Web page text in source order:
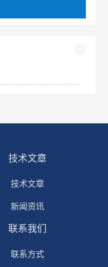
技术文章
技术文章
新闻资讯
联系我们
联系方式